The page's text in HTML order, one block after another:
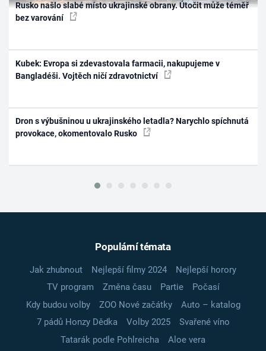
Rusko našlo slabé místo ukrajinské obrany. Útočit může téměř
bez varování
Kubek: Evropa si zdevastovala farmacii, nakupujeme v
Bangladéši. Vojtěch ničí zdravotnictví
Dron s výbušninou u ukrajinského letadla? Narychlo spíchnutá
provokace, okomentovalo Rusko
Populární témata
Jak zhubnout Nejlepší filmy 2024
Nejlepší horory
TV program
Změna času Partie
Počasí
Kdy budou volby
ZOO Nové začátky
Auto – katalog
7 pádů Honzy Dědka
Volby 2025
Svařené víno
Tatarák podle Pohlreicha
Aloe vera